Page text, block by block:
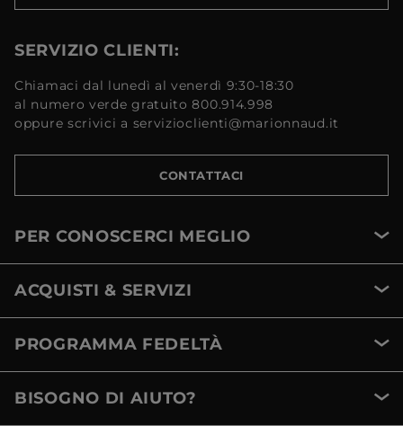
SERVIZIO CLIENTI:
Chiamaci dal lunedì al venerdì 9:30-18:30
al numero verde gratuito 800.914.998
oppure scrivici a servizioclienti@marionnaud.it
CONTATTACI
PER CONOSCERCI MEGLIO
ACQUISTI & SERVIZI
PROGRAMMA FEDELTÀ
BISOGNO DI AIUTO?